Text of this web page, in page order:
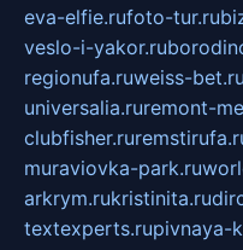
eva-elfie.rufoto-tur.ru
veslo-i-yakor.ru
regionufa.ruweiss-bet.ru
universalia.ruremont-
clubfisher.ru
muraviovka-park.ru
arkrym.rukristinita.ru
textexperts.rupivnaya-